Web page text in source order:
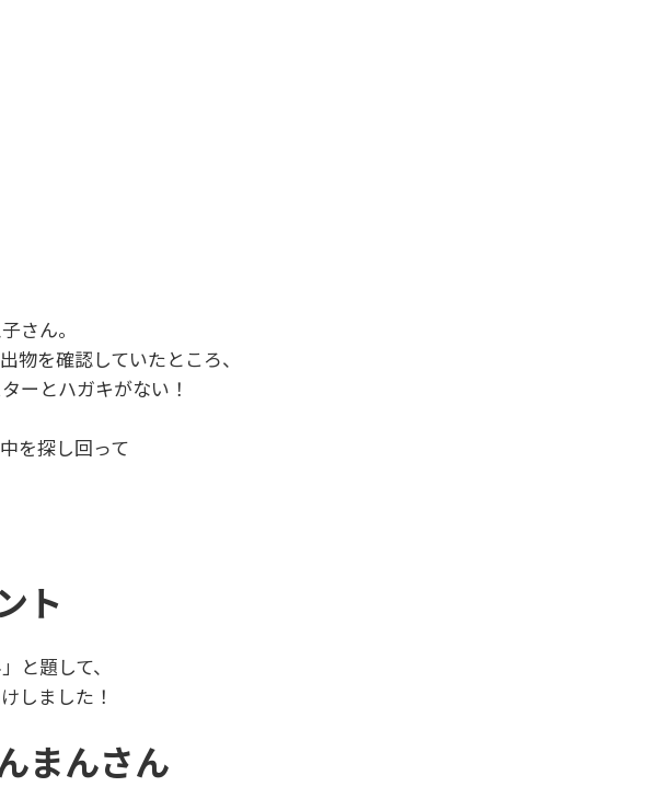
さん。
物を確認していたところ、
ーとハガキがない！
を探し回って
ト
と題して、
しました！
まんさん